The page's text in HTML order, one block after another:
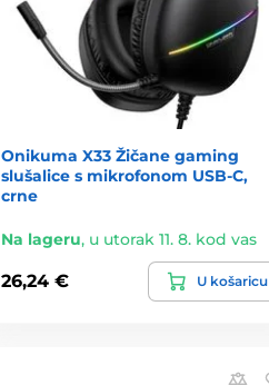
Onikuma X33 Žičane gaming
slušalice s mikrofonom USB-C,
crne
Na lageru, u utorak 11. 8. kod vas
26,24 € U košaricu